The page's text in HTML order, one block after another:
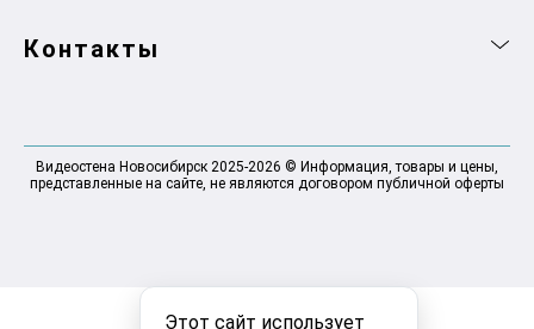
Этот сайт использует
Контакты
Видеостена Новосибирск 2025-2026 © Информация, товары и цены,
представленные на сайте, не являются договором публичной оферты